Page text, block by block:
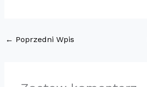
← Poprzedni Wpis